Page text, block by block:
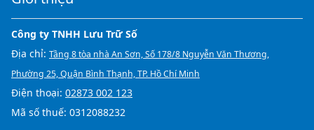
Công ty TNHH Lưu Trữ Số
Địa chỉ: Tầng 8 tòa nhà An Sơn, Số 178/8 Nguyễn Văn Thương,
Phường 25, Quận Bình Thạnh, TP. Hồ Chí Minh
Điện thoại: 02873 002 123
Mã số thuế: 0312088232